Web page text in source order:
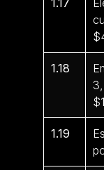
1.18
1.19